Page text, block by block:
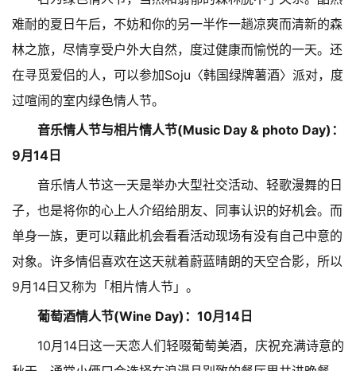
难耐的夏日午后，不妨和你的另一半作一趟凉爽而清新的森
林之旅，尽情享受户外大自然，度过健康而愉悦的一天。还
在寻觅爱侣的人，可以参加Soju〈韩国绿牌薯酒〉派对，度
过喧闹的室内绿色情人节。
音乐情人节与相片情人节(Music Day & photo Day)：
9月14日
音乐情人节这一天是举办大型社交活动、轻歌漫舞的日
子，也是将你的心上人介绍给朋友、同事认识的好机会。而
单身一族，更可以藉此机会看看活动现场有没有自己中意的
对象。许多情侣喜欢在这天就着蔚蓝晴朗的天空合影，所以
9月14日又称为「相片情人节」。
葡萄酒情人节(Wine Day)：10月14日
10月14日这一天恋人们轻啜葡萄美酒，庆祝充满诗意的